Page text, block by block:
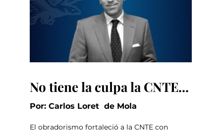
No tiene la culpa la CNTE...
Por: Carlos Loret  de Mola
El obradorismo fortaleció a la CNTE con